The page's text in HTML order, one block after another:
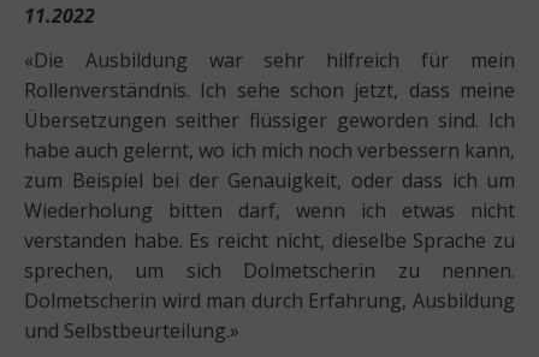
11.2022
«Die Ausbildung war sehr hilfreich für mein
Rollenverständnis. Ich sehe schon jetzt, dass meine
Übersetzungen seither flüssiger geworden sind. Ich
habe auch gelernt, wo ich mich noch verbessern kann,
zum Beispiel bei der Genauigkeit, oder dass ich um
Wiederholung bitten darf, wenn ich etwas nicht
verstanden habe. Es reicht nicht, dieselbe Sprache zu
sprechen, um sich Dolmetscherin zu nennen.
Dolmetscherin wird man durch Erfahrung, Ausbildung
und Selbstbeurteilung.»